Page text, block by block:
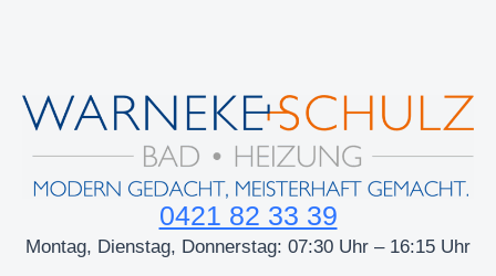
0421 82 33 39
Montag, Dienstag, Donnerstag: 07:30 Uhr – 16:15 Uhr